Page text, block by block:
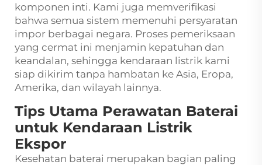
komponen inti. Kami juga memverifikasi
bahwa semua sistem memenuhi persyaratan
impor berbagai negara. Proses pemeriksaan
yang cermat ini menjamin kepatuhan dan
keandalan, sehingga kendaraan listrik kami
siap dikirim tanpa hambatan ke Asia, Eropa,
Amerika, dan wilayah lainnya.
Tips Utama Perawatan Baterai
untuk Kendaraan Listrik
Ekspor
Kesehatan baterai merupakan bagian paling